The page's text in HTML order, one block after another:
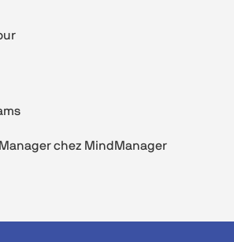
chez MindManager